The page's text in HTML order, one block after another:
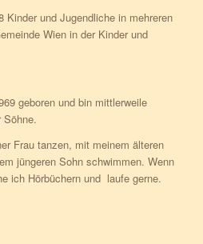
Kinder und Jugendliche in mehreren
Wien in der Kinder und
geboren und bin mittlerweile
Frau tanzen, mit meinem älteren
jüngeren Sohn schwimmen. Wenn
ich Hörbüchern und laufe gerne.